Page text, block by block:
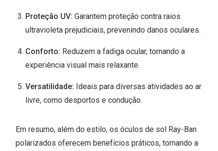
Proteção UV: Garantem proteção contra raios
ultravioleta prejudiciais, prevenindo danos oculares.
Conforto: Reduzem a fadiga ocular, tornando a
experiência visual mais relaxante.
Versatilidade: Ideais para diversas atividades ao ar
livre, como desportos e condução.
Em resumo, além do estilo, os óculos de sol Ray-Ban
polarizados oferecem benefícios práticos, tornando a